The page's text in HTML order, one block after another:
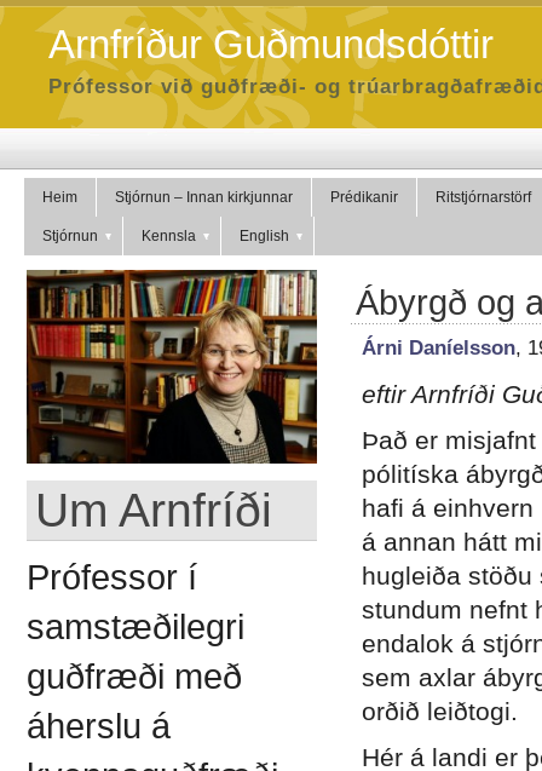
Arnfríður Guðmundsdóttir
Prófessor við guðfræði- og
Heim Stjórnun – Innan kirkjunnar Prédikanir Ritstjórnarstörf
Stjórnun Kennsla English
Ábyrgð og
Árni Daníelsson,
eftir Arnfríði
Það er
pólitíska
hafi á
á annan hátt
hugleiða
stundum nefnt
endalok á
sem axlar
orðið leiðtogi.
Hér á landi er
Um Arnfríði
Prófessor í
samstæðilegri
guðfræði með
áherslu á